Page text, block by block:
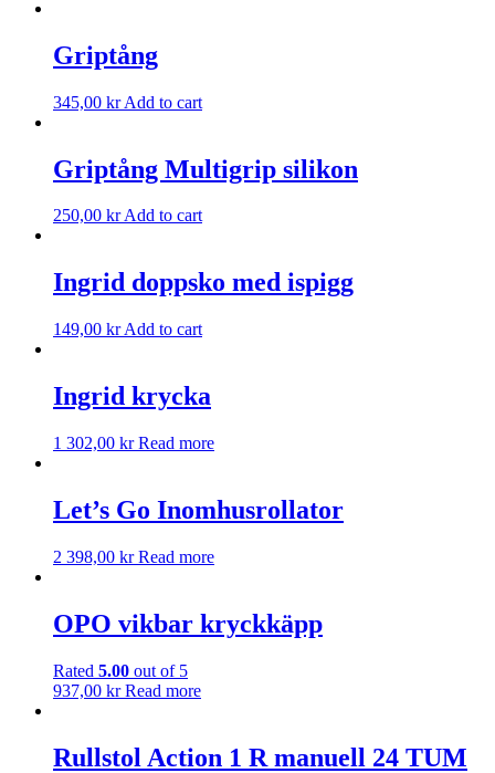
Griptång
345,00 kr Add to cart
Griptång Multigrip silikon
250,00 krAdd to cart
Ingrid doppsko med ispigg
149,00 kr Add to cart
Ingrid krycka
1 302,00 kr Read more
Let’s Go Inomhusrollator
2 398,00 kr Read more
OPO vikbar kryckkäpp
Rated 5.00 out of 5
937,00 kr Read more
Rullstol Action 1 R manuell 24 TUM